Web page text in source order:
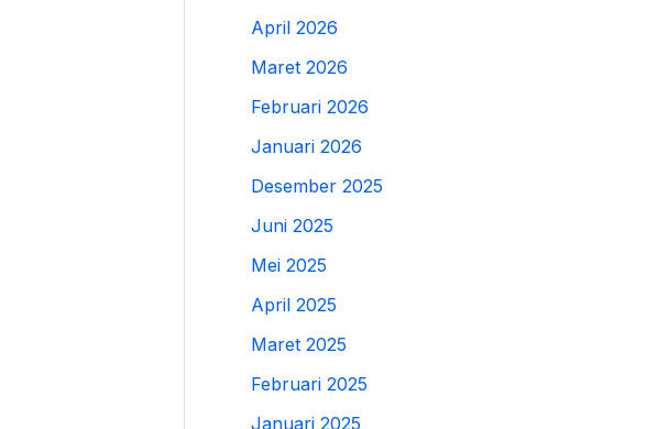
April 2026
Maret 2026
Februari 2026
Januari 2026
Desember 2025
Juni 2025
Mei 2025
April 2025
Maret 2025
Februari 2025
Januari 2025